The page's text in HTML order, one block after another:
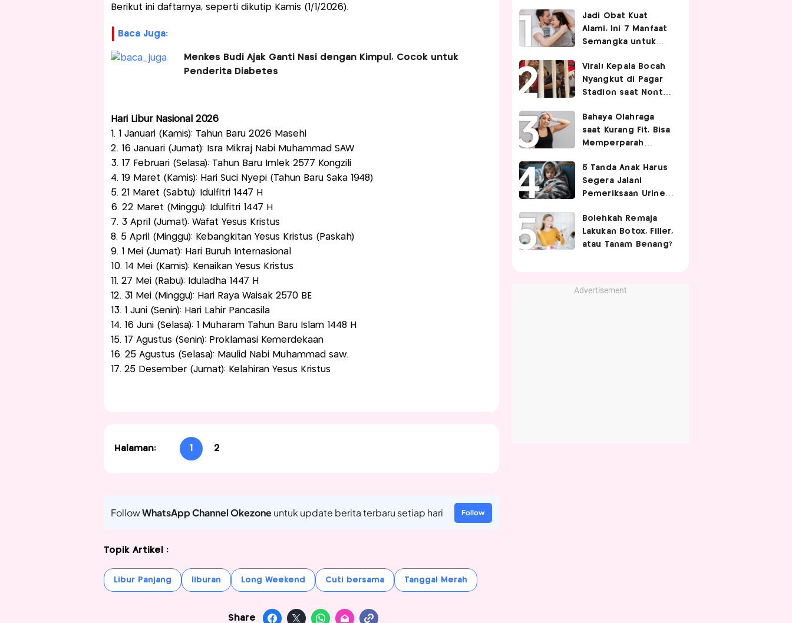
Berikut ini daftarnya, seperti dikutip Kamis (1/1/2026).
Baca Juga:
Menkes Budi Ajak Ganti Nasi dengan Kimpul, Cocok untuk
Penderita Diabetes
Hari Libur Nasional 2026
1. 1 Januari (Kamis): Tahun Baru 2026 Masehi
2. 16 Januari (Jumat): Isra Mikraj Nabi Muhammad SAW
3. 17 Februari (Selasa): Tahun Baru Imlek 2577 Kongzili
4. 19 Maret (Kamis): Hari Suci Nyepi (Tahun Baru Saka 1948)
5. 21 Maret (Sabtu): Idulfitri 1447 H
6. 22 Maret (Minggu): Idulfitri 1447 H
7. 3 April (Jumat): Wafat Yesus Kristus
8. 5 April (Minggu): Kebangkitan Yesus Kristus (Paskah)
9. 1 Mei (Jumat): Hari Buruh Internasional
10. 14 Mei (Kamis): Kenaikan Yesus Kristus
11. 27 Mei (Rabu): Iduladha 1447 H
12. 31 Mei (Minggu): Hari Raya Waisak 2570 BE
13. 1 Juni (Senin): Hari Lahir Pancasila
14. 16 Juni (Selasa): 1 Muharam Tahun Baru Islam 1448 H
15. 17 Agustus (Senin): Proklamasi Kemerdekaan
16. 25 Agustus (Selasa): Maulid Nabi Muhammad saw.
17. 25 Desember (Jumat): Kelahiran Yesus Kristus
Halaman: 1 2
FollowWhatsApp Channel Okezoneuntuk update berita terbaru setiap hari Follow
Topik Artikel :
Libur Panjang liburan Long Weekend Cuti bersama Tanggal Merah
Share
Jadi Obat Kuat
Alami, Ini 7 Manfaat
Semangka untuk
Viral! Kepala Bocah
Nyangkut di Pagar
Stadion saat Nonton
Endingnya Kocak
Bahaya Olahraga
saat Kurang Fit, Bisa
Memperparah
5 Tanda Anak Harus
Segera Jalani
Pemeriksaan Urine,
Bolehkah Remaja
Lakukan Botox, Filler,
atau Tanam Benang?
Advertisement